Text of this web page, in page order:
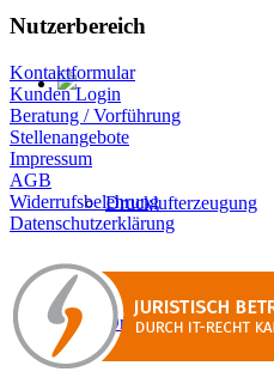
Drucklufterzeugung
Druckluftverteilung
Nutzerbereich
Kontaktformular
Kunden Login
Beratung / Vorführung
Stellenangebote
Impressum
AGB
Widerrufsbelehrung
Datenschutzerklärung